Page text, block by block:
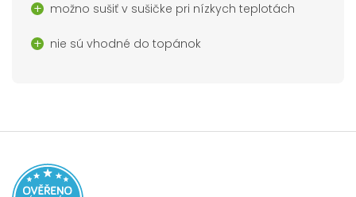
možno sušiť v sušičke pri nízkych teplotách
nie sú vhodné do topánok